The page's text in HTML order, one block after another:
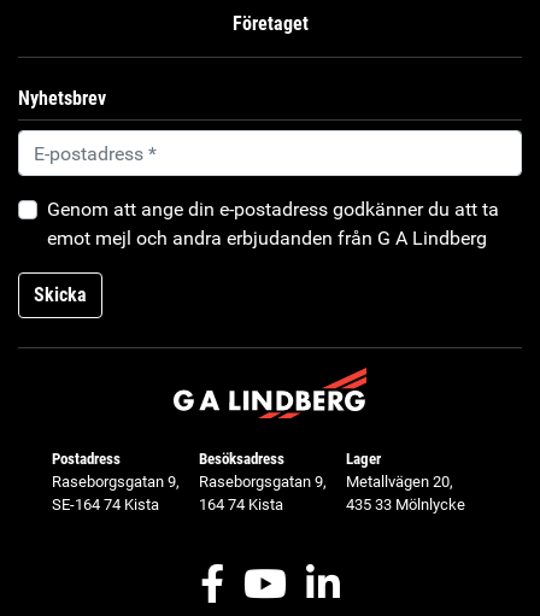
Företaget
Nyhetsbrev
Genom att ange din e-postadress godkänner du att ta
emot mejl och andra erbjudanden från G A Lindberg
Skicka
Postadress
Raseborgsgatan 9,
SE-164 74 Kista
Besöksadress
Raseborgsgatan 9,
164 74 Kista
Lager
Metallvägen 20,
435 33 Mölnlycke
FacebookYoutubeLinkedIn